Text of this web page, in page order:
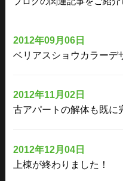
2012年09月06日
ベリアスショウカラーデ
2012年11月02日
古アパートの解体も既に
2012年12月04日
上棟が終わりました！